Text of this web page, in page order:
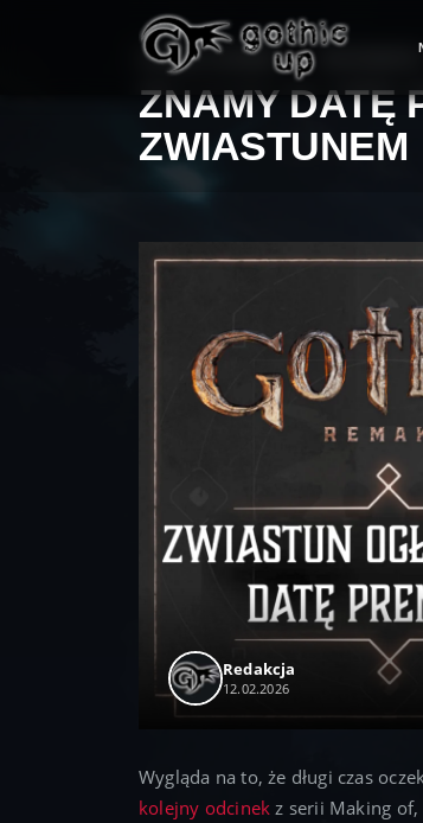
STRONA GŁÓWNA >
ZNAMY DATĘ
ZWIASTUNEM
Redakcja
12.02.2026
Wygląda na to, że długi czas
kolejny odcinekz serii Making of,